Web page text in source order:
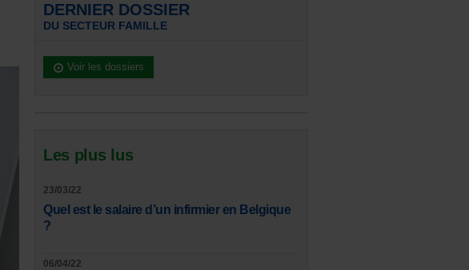
DERNIER DOSSIER
DU SECTEUR FAMILLE
Voir les dossiers
Les plus lus
23/03/22
Quel est le salaire d’un infirmier en Belgique
?
06/04/22